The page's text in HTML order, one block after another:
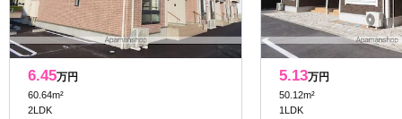
6.45万円
60.64m²
2LDK
5.13万円
50.12m²
1LDK